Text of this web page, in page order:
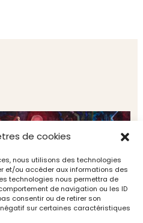
de cookies
nous utilisons des technologies
et/ou accéder aux informations des
technologies nous permettra de
de navigation ou les ID
consentir ou de retirer son
sur certaines caractéristiques